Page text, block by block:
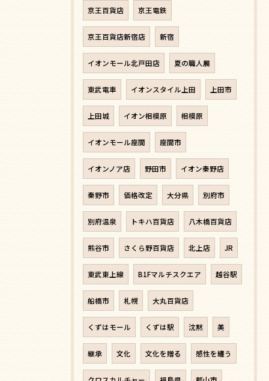
京王百貨店 京王電鉄
京王百貨店新宿店 新宿
イオンモール北戸田店 夏の職人展
東武電車 イオンスタイル上田 上田市
上田城 イオン相模原 相模原
イオンモール座間 座間市
イオンノア店 野田市 イオン秦野店
秦野市 価格改定 大分県 別府市
別府温泉 トキハ百貨店 八木橋百貨店
熊谷市 さくら野百貨店 北上店 JR
東武東上線 B1Fマルチスクエア 越谷駅
船橋市 札幌 大丸百貨店
くずはモール くずは駅 沈黙 美
継承 文化 文化を贈る 感性を纏う